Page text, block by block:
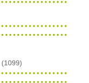
(1099)